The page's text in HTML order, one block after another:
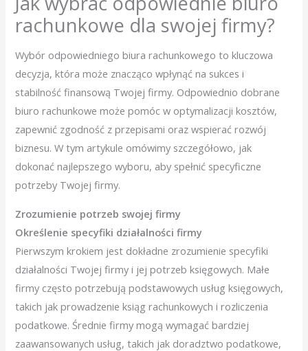
rachunkowe dla swojej firmy?
Wybór odpowiedniego biura rachunkowego to kluczowa
decyzja, która może znacząco wpłynąć na sukces i
stabilność finansową Twojej firmy. Odpowiednio dobrane
biuro rachunkowe może pomóc w optymalizacji kosztów,
zapewnić zgodność z przepisami oraz wspierać rozwój
biznesu. W tym artykule omówimy szczegółowo, jak
dokonać najlepszego wyboru, aby spełnić specyficzne
potrzeby Twojej firmy.
Zrozumienie potrzeb swojej firmy
Określenie specyfiki działalności firmy
Pierwszym krokiem jest dokładne zrozumienie specyfiki
działalności Twojej firmy i jej potrzeb księgowych. Małe
firmy często potrzebują podstawowych usług księgowych,
takich jak prowadzenie ksiąg rachunkowych i rozliczenia
podatkowe. Średnie firmy mogą wymagać bardziej
zaawansowanych usług, takich jak doradztwo podatkowe,